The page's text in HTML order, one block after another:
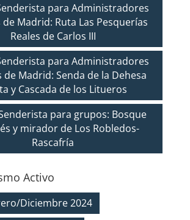
para Administradores
de Madrid: Ruta Las Pesquerías
Reales de Carlos III
para Administradores
de Madrid: Senda de la Dehesa
y Cascada de los Litueros
para grupos: Bosque
y mirador de Los Robledos-
Rascafría
Activo
Diciembre 2024